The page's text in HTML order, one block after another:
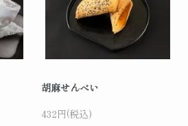
胡麻せんべい
432円(税込)